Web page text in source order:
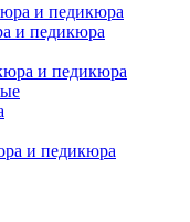
и педикюра
и педикюра
и педикюра
и педикюра